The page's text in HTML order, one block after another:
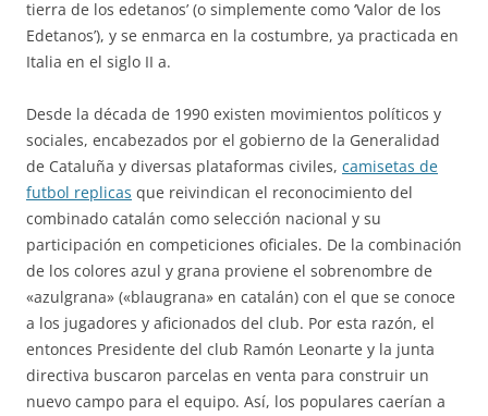
tierra de los edetanos’ (o simplemente como ‘Valor de los
Edetanos’), y se enmarca en la costumbre, ya practicada en
Italia en el siglo II a.
Desde la década de 1990 existen movimientos políticos y
sociales, encabezados por el gobierno de la Generalidad
de Cataluña y diversas plataformas civiles, camisetas de
futbol replicas que reivindican el reconocimiento del
combinado catalán como selección nacional y su
participación en competiciones oficiales. De la combinación
de los colores azul y grana proviene el sobrenombre de
«azulgrana» («blaugrana» en catalán) con el que se conoce
a los jugadores y aficionados del club. Por esta razón, el
entonces Presidente del club Ramón Leonarte y la junta
directiva buscaron parcelas en venta para construir un
nuevo campo para el equipo. Así, los populares caerían a